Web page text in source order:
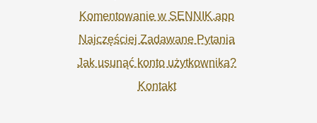
Komentowanie w SENNIK.app
Najczęściej Zadawane Pytania
Jak usunąć konto użytkownika?
Kontakt